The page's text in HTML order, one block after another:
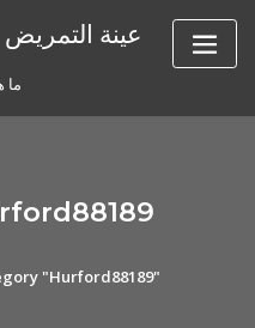
عينة
ما
"Hurford88189"